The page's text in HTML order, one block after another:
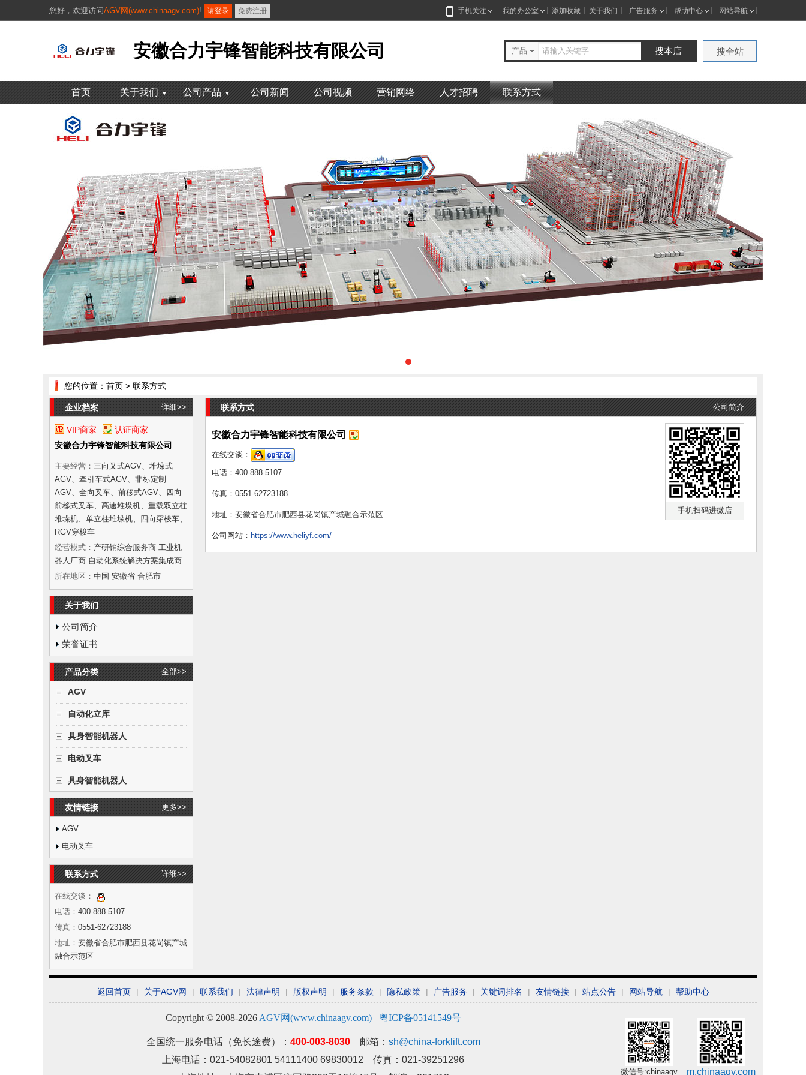
您好， 欢迎访问AGV网(www.chinaagv.com)! 请登录 免费注册 手机关注 我的办公室 添加收藏 关于我们 广告服务 帮助中心 网站导航
安徽合力宇锋智能科技有限公司 产品 搜本店 搜全站
首页 关于我们 ▼ 公司产品 ▼ 公司新闻 公司视频 营销网络 人才招聘 联系方式
您的位置： 首页 > 联系方式
企业档案 详细>>
VIP商家
认证商家
安徽合力宇锋智能科技有限公司
主要经营： 三向叉式AGV、堆垛式
AGV、牵引车式AGV、非标定制
AGV、全向叉车、前移式AGV、四向
前移式叉车、高速堆垛机、重载双立柱
堆垛机、单立柱堆垛机、四向穿梭车、
RGV穿梭车
经营模式： 产研销综合服务商 工业机
器人厂商 自动化系统解决方案集成商
所在地区： 中国 安徽省 合肥市
关于我们
公司简介
荣誉证书
产品分类 全部>>
AGV
自动化立库
具身智能机器人
电动叉车
具身智能机器人
友情链接 更多>>
AGV
电动叉车
联系方式 详细>>
在线交谈：
电话： 400-888-5107
传真： 0551-62723188
地址： 安徽省合肥市肥西县花岗镇产城
融合示范区
联系方式 公司简介
手机扫码进微店
安徽合力宇锋智能科技有限公司
在线交谈：
电话： 400-888-5107
传真： 0551-62723188
地址： 安徽省合肥市肥西县花岗镇产城融合示范区
公司网站： https://www.heliyf.com/
返回首页 | 关于AGV网 | 联系我们 | 法律声明 | 版权声明 | 服务条款 | 隐私政策 | 广告服务 | 关键词排名 | 友情链接 | 站点公告 | 网站导航 | 帮助中心
Copyright © 2008-2026 AGV网(www.chinaagv.com) 粤ICP备05141549号
全国统一服务电话（免长途费）： 400-003-8030邮箱： sh@china-forklift.com
上海电话：021-54082801 54111400 69830012 传真：021-39251296
微信号:chinaagv m.chinaagv.com